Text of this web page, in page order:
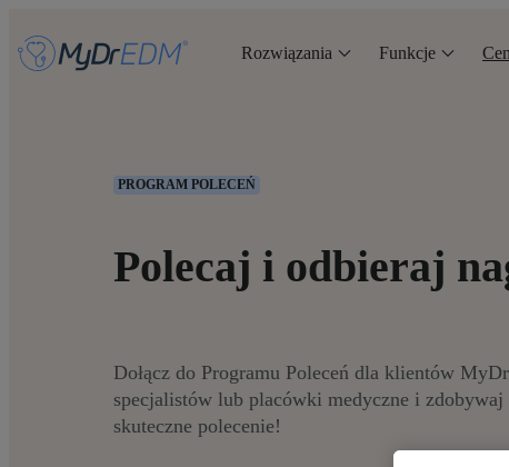
Rozwiązania Funkcje
PROGRAM POLECEŃ
Polecaj i odbieraj
Dołącz do Programu Poleceń dla klientów
specjalistów lub placówki medyczne i
skuteczne polecenie!